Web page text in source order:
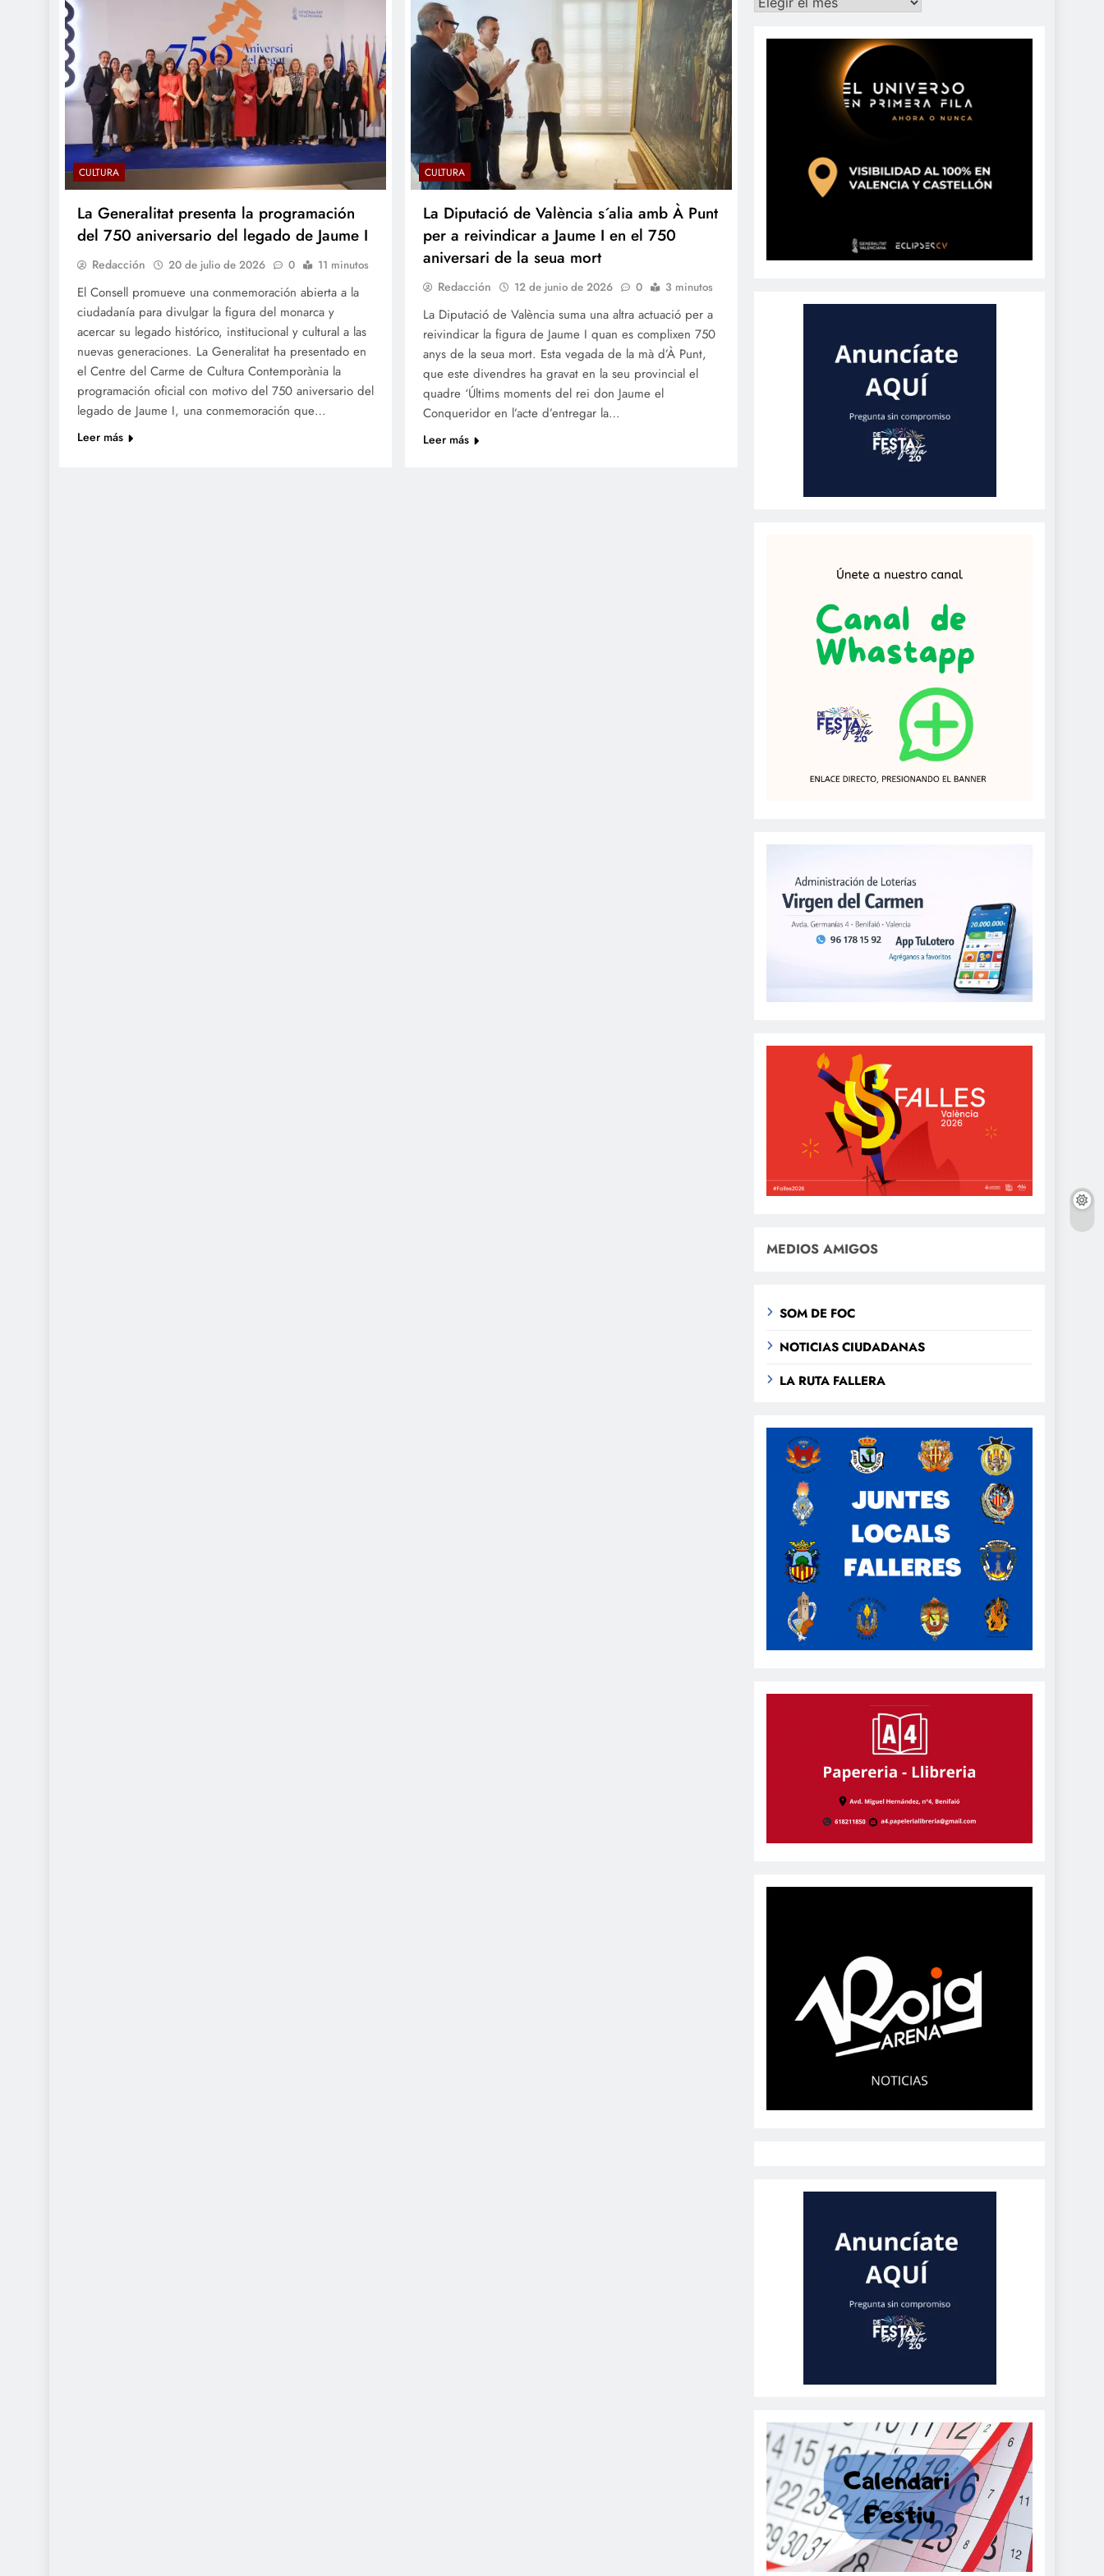
CULTURA
La Generalitat presenta la programación
del 750 aniversario del legado de Jaume I
Redacción 20 de julio de 2026 0 11 minutos
El Consell promueve una conmemoración abierta a la
ciudadanía para divulgar la figura del monarca y
acercar su legado histórico, institucional y cultural a las
nuevas generaciones. La Generalitat ha presentado en
el Centre del Carme de Cultura Contemporània la
programación oficial con motivo del 750 aniversario del
legado de Jaume I, una conmemoración que…
Leer más
CULTURA
La Diputació de València s´alia amb À Punt
per a reivindicar a Jaume I en el 750
aniversari de la seua mort
Redacción 12 de junio de 2026 0 3 minutos
La Diputació de València suma una altra actuació per a
reivindicar la figura de Jaume I quan es complixen 750
anys de la seua mort. Esta vegada de la mà d’À Punt,
que este divendres ha gravat en la seu provincial el
quadre ‘Últims moments del rei don Jaume el
Conqueridor en l’acte d’entregar la…
Leer más
MEDIOS AMIGOS
SOM DE FOC
NOTICIAS CIUDADANAS
LA RUTA FALLERA